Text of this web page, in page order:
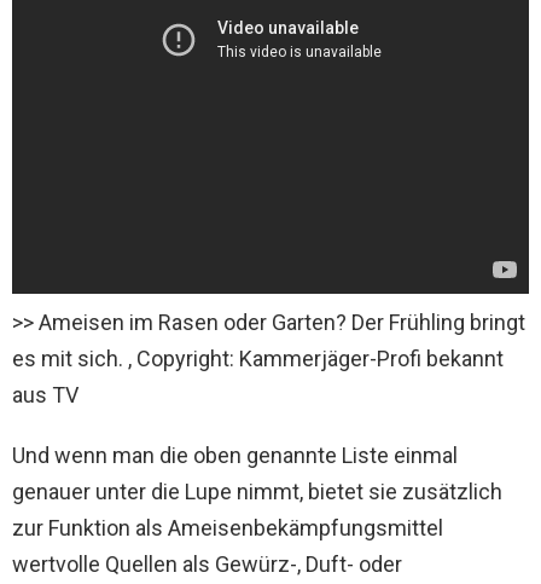
>> Ameisen im Rasen oder Garten? Der Frühling bringt
es mit sich. , Copyright: Kammerjäger-Profi bekannt
aus TV
Und wenn man die oben genannte Liste einmal
genauer unter die Lupe nimmt, bietet sie zusätzlich
zur Funktion als Ameisenbekämpfungsmittel
wertvolle Quellen als Gewürz-, Duft- oder